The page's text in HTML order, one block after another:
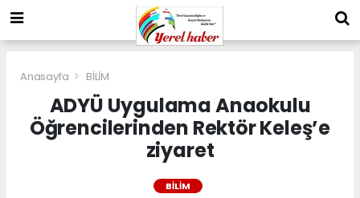
Anasayfa BİLİM
ADYÜ Uygulama Anaokulu
Öğrencilerinden Rektör Keleş’e
ziyaret
BİLİM